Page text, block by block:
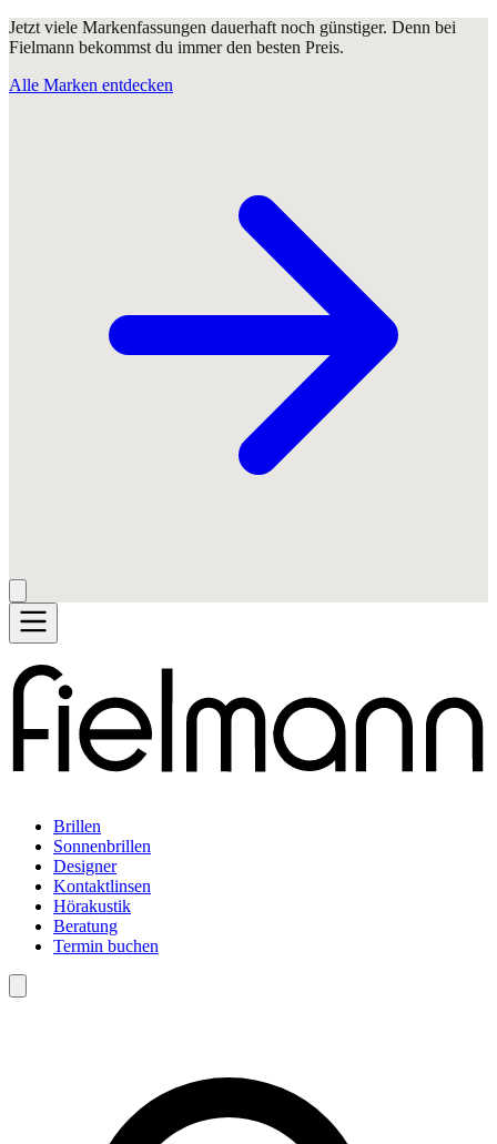
Jetzt viele Markenfassungen dauerhaft noch günstiger. Denn bei
Fielmann bekommst du immer den besten Preis.
Alle Marken entdecken
Brillen
Sonnenbrillen
Designer
Kontaktlinsen
Hörakustik
Beratung
Termin buchen